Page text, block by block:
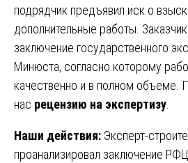
подрядчик предъявил иск о
дополнительные работы.
заключение государственного
Минюста, согласно которому
качественно и в полном объеме.
нас рецензию на экспертизу.
Наши действия: Эксперт-
проанализировал заключение